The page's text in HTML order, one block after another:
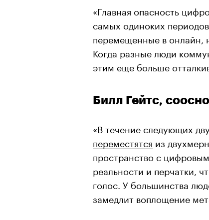
«Главная опасность
самых одиноких
перемещенные в онлайн,
Когда разные люди
этим еще больше
Билл Гейтс,
«В течение следующих
переместятся из
пространство с
реальности и перчатки,
голос. У большинства
замедлит воплощение